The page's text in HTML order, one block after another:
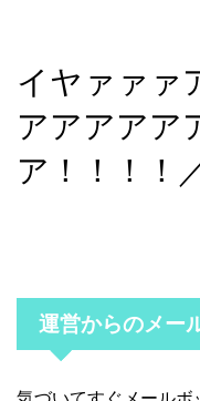
イヤァァァ
アアアアア
ア！！！！
運営からのメー